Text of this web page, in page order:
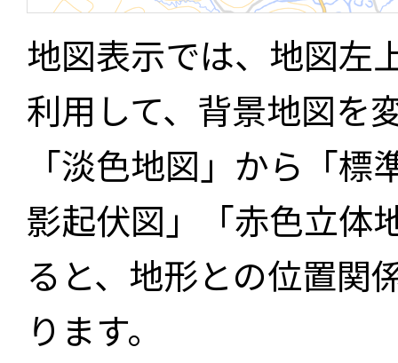
地図表示では、地図左
利用して、背景地図を
「淡色地図」から「
影起伏図」「赤色立体
ると、地形との位置関
ります。